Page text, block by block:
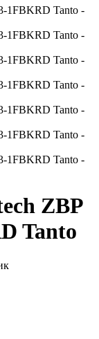
ZBP
Tanto